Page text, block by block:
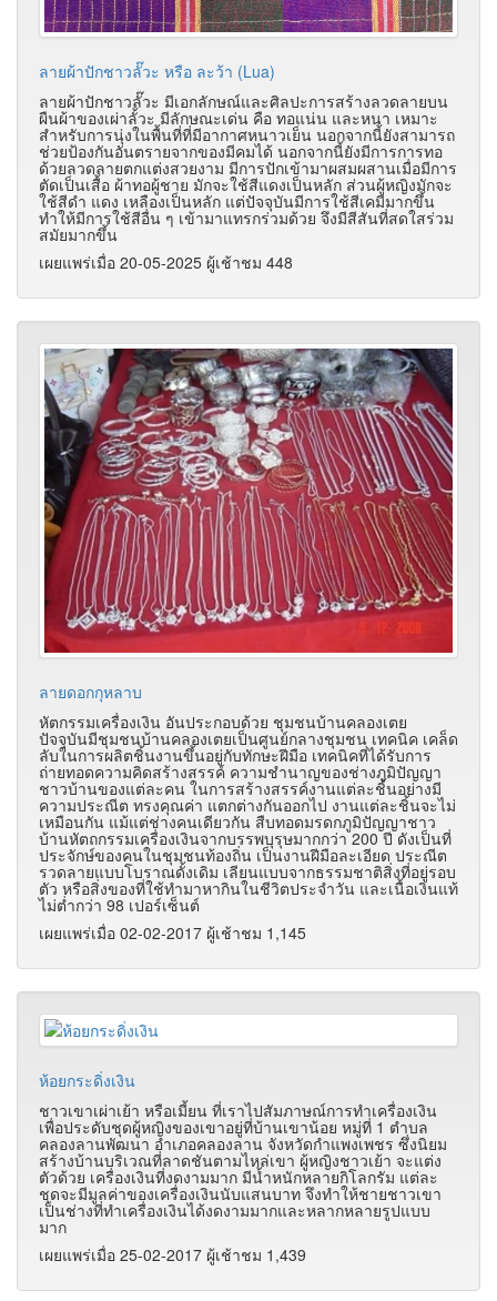
ลายผ้าปักชาวลั๊วะ หรือ ละว้า (Lua)
ลายผ้าปักชาวลั๊วะ มีเอกลักษณ์และศิลปะการสร้างลวดลายบน
ผืนผ้าของเผ่าลั้วะ มีลักษณะเด่น คือ ทอแน่น และหนา เหมาะ
สำหรับการนุ่งในพื้นที่ที่มีอากาศหนาวเย็น นอกจากนี้ยังสามารถ
ช่วยป้องกันอันตรายจากของมีคมได้ นอกจากนี้ยังมีการการทอ
ด้วยลวดลายตกแต่งสวยงาม มีการปักเข้ามาผสมผสานเมื่อมีการ
ตัดเป็นเสื้อ ผ้าทอผู้ชาย มักจะใช้สีแดงเป็นหลัก ส่วนผู้หญิงมักจะ
ใช้สีดำ แดง เหลืองเป็นหลัก แต่ปัจจุบันมีการใช้สีเคมีมากขึ้น
ทำให้มีการใช้สีอื่น ๆ เข้ามาแทรกร่วมด้วย จึงมีสีสันที่สดใสร่วม
สมัยมากขึ้น
เผยแพร่เมื่อ 20-05-2025 ผู้เช้าชม 448
ลายดอกกุหลาบ
หัตกรรมเครื่องเงิน อันประกอบด้วย ชุมชนบ้านคลองเตย
ปัจจุบันมีชุมชนบ้านคลองเตยเป็นศูนย์กลางชุมชน เทคนิค เคล็ด
ลับในการผลิตชิ้นงานขึ้นอยู่กับทักษะฝีมือ เทคนิคที่ได้รับการ
ถ่ายทอดความคิดสร้างสรรค์ ความชำนาญของช่างภูมิปัญญา
ชาวบ้านของแต่ละคน ในการสร้างสรรค์งานแต่ละชิ้นอย่างมี
ความประณีต ทรงคุณค่า แตกต่างกันออกไป งานแต่ละชิ้นจะไม่
เหมือนกัน แม้แต่ช่างคนเดียวกัน สืบทอดมรดกภูมิปัญญาชาว
บ้านหัตถกรรมเครื่องเงินจากบรรพบุรุษมากกว่า 200 ปี ดังเป็นที่
ประจักษ์ของคนในชุมชนท้องถิ่น เป็นงานฝีมือละเอียด ประณีต
รวดลายแบบโบราณดั้งเดิม เลียนแบบจากธรรมชาติสิ่งที่อยู่รอบ
ตัว หรือสิ่งของที่ใช้ทำมาหากินในชีวิตประจำวัน และเนื้อเงินแท้
ไม่ต่ำกว่า 98 เปอร์เซ็นต์
เผยแพร่เมื่อ 02-02-2017 ผู้เช้าชม 1,145
ห้อยกระดิ่งเงิน
ชาวเขาเผ่าเย้า หรือเมี้ยน ที่เราไปสัมภาษณ์การทำเครื่องเงิน
เพื่อประดับชุดผู้หญิงของเขาอยู่ที่บ้านเขาน้อย หมู่ที่ 1 ตำบล
คลองลานพัฒนา อำเภอคลองลาน จังหวัดกำแพงเพชร ซึ่งนิยม
สร้างบ้านบริเวณที่ลาดชันตามไหล่เขา ผู้หญิงชาวเย้า จะแต่ง
ตัวด้วย เครื่องเงินที่งดงามมาก มีน้ำหนักหลายกิโลกรัม แต่ละ
ชุดจะมีมูลค่าของเครื่องเงินนับแสนบาท จึงทำให้ชายชาวเขา
เป็นช่างที่ทำเครื่องเงินได้งดงามมากและหลากหลายรูปแบบ
มาก
เผยแพร่เมื่อ 25-02-2017 ผู้เช้าชม 1,439